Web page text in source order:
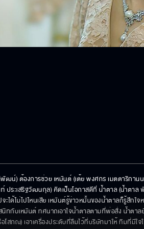
) ต้องการช่วย เหมันต์ (เต้ย พงศกร เมตตาริกานน
ท์ ประเสริฐวัฒนกุล) คิดเป็นโอกาสดีที่ น้ำตาล (น้ำต
ได้ไม่ไปไหนเสีย เหมันต์รู้ข่าวหมั้นของน้ำตาลก็รู้สึกใ
ทกับเหมันต์ ทศนาถเอาใจน้ำตาลตามที่พ่อสั่ง น้ำตา
สภณ) เอาเครื่องประดับที่ลืมไว้ที่บริษัทมาให้ ทิมที่มีใจ